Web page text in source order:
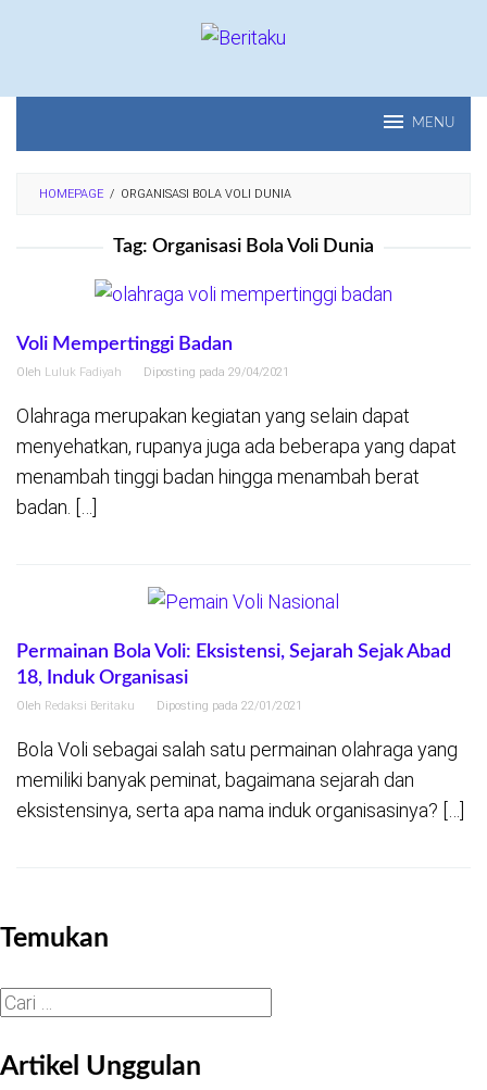
MENU
HOMEPAGE / ORGANISASI BOLA VOLI DUNIA
Tag: Organisasi Bola Voli Dunia
Voli Mempertinggi Badan
Oleh Luluk Fadiyah Diposting pada 29/04/2021
Olahraga merupakan kegiatan yang selain dapat
menyehatkan, rupanya juga ada beberapa yang dapat
menambah tinggi badan hingga menambah berat
badan. […]
Permainan Bola Voli: Eksistensi, Sejarah Sejak Abad
18, Induk Organisasi
Oleh Redaksi Beritaku Diposting pada 22/01/2021
Bola Voli sebagai salah satu permainan olahraga yang
memiliki banyak peminat, bagaimana sejarah dan
eksistensinya, serta apa nama induk organisasinya? […]
Temukan
Cari
Artikel Unggulan